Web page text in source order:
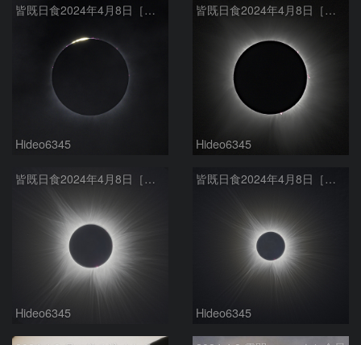
皆既日食2024年4月8日［第２接触時のダイヤモンドリング］
Hideo6345
皆既日食2024年4月8日［内部コロナとプロミネンス］
Hideo6345
皆既日食2024年4月8日［外部コロナ f600mm］
Hideo6345
皆既日食2024年4月8日［外部コロナ f400mm］
Hideo6345